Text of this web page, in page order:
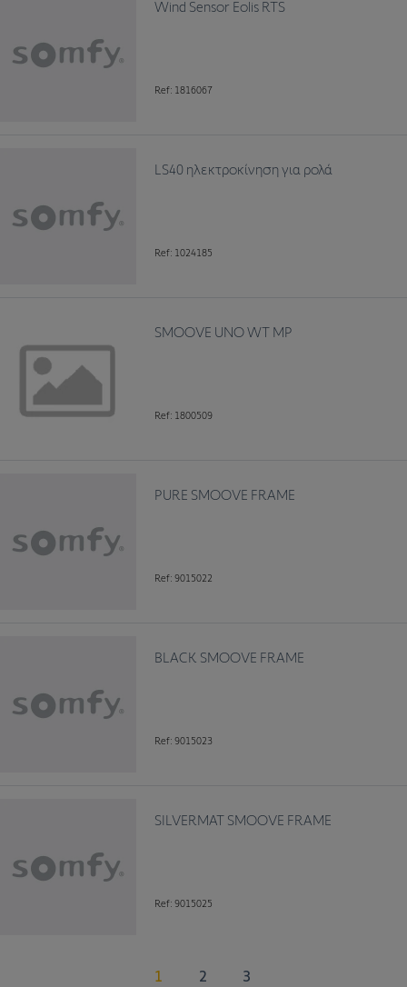
Wind Sensor Eolis RTS
Ref: 1816067
LS40 ηλεκτροκίνηση για ρολά
Ref: 1024185
SMOOVE UNO WT MP
Ref: 1800509
PURE SMOOVE FRAME
Ref: 9015022
BLACK SMOOVE FRAME
Ref: 9015023
SILVERMAT SMOOVE FRAME
Ref: 9015025
1 2 3